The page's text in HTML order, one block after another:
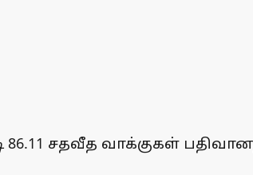
86.11 சதவீத வாக்குகள்